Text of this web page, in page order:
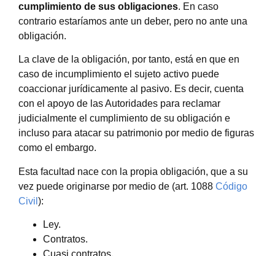
cumplimiento de sus obligaciones. En caso
contrario estaríamos ante un deber, pero no ante una
obligación.
La clave de la obligación, por tanto, está en que en
caso de incumplimiento el sujeto activo puede
coaccionar jurídicamente al pasivo. Es decir, cuenta
con el apoyo de las Autoridades para reclamar
judicialmente el cumplimiento de su obligación e
incluso para atacar su patrimonio por medio de figuras
como el embargo.
Esta facultad nace con la propia obligación, que a su
vez puede originarse por medio de (art. 1088 Código
Civil ):
Ley.
Contratos.
Cuasi contratos.